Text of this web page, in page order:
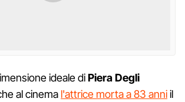
ideale diPiera Degli
al cinema l'attrice morta a 83 anniil